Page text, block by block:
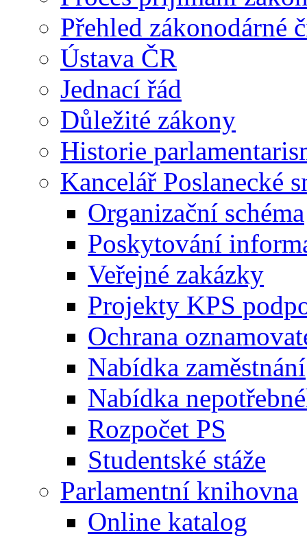
Přehled zákonodárné
Ústava ČR
Jednací řád
Důležité zákony
Historie
Kancelář Poslanecké
Organizační schéma
Poskytování
Veřejné zakázky
Projekty KPS
Ochrana
Nabídka zaměstnání
Nabídka
Rozpočet PS
Studentské stáže
Parlamentní knihovna
Online katalog